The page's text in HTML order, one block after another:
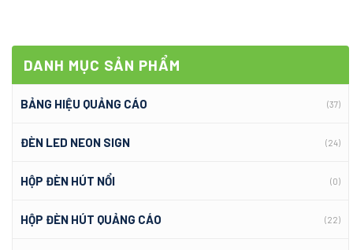
DANH MỤC SẢN PHẨM
BẢNG HIỆU QUẢNG CÁO (37)
ĐÈN LED NEON SIGN (24)
HỘP ĐÈN HÚT NỔI (0)
HỘP ĐÈN HÚT QUẢNG CÁO (22)